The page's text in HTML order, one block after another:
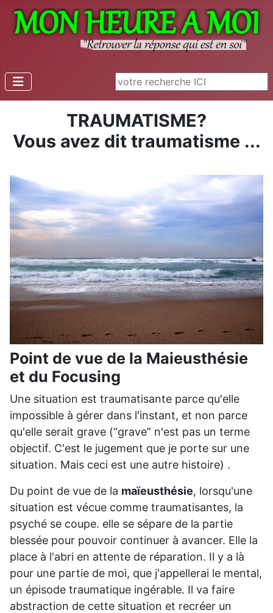
Rechercher
TRAUMATISME?
Vous avez dit traumatisme ...
Point de vue de la Maieusthésie
et du Focusing
Une situation est traumatisante parce qu'elle
impossible à gérer dans l'instant, et non parce
qu'elle serait grave (“grave” n'est pas un terme
objectif. C'est le jugement que je porte sur une
situation. Mais ceci est une autre histoire) .
Du point de vue de la maïeusthésie, lorsqu'une
situation est vécue comme traumatisantes, la
psyché se coupe. elle se sépare de la partie
blessée pour pouvoir continuer à avancer. Elle la
place à l'abri en attente de réparation. Il y a là
pour une partie de moi, que j'appellerai le mental,
un épisode traumatique ingérable. Il va faire
abstraction de cette situation et recréer un